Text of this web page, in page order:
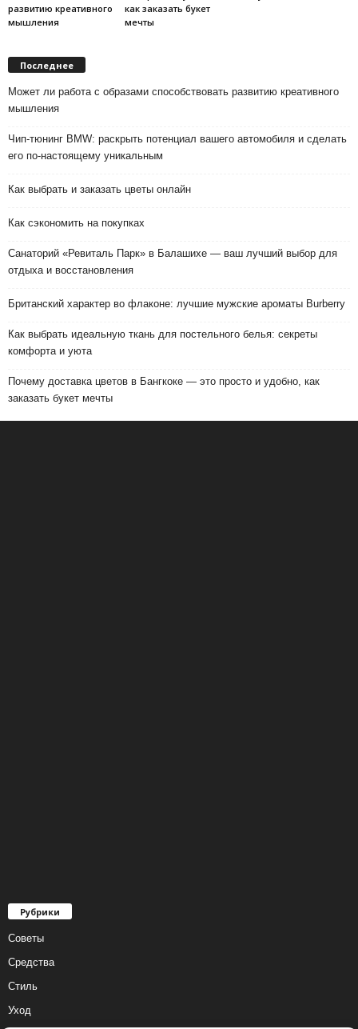
развитию креативного
мышления
как заказать букет
мечты
Последнее
Может ли работа с образами способствовать развитию креативного
мышления
Чип-тюнинг BMW: раскрыть потенциал вашего автомобиля и сделать
его по-настоящему уникальным
Как выбрать и заказать цветы онлайн
Как сэкономить на покупках
Санаторий «Ревиталь Парк» в Балашихе — ваш лучший выбор для
отдыха и восстановления
Британский характер во флаконе: лучшие мужские ароматы Burberry
Как выбрать идеальную ткань для постельного белья: секреты
комфорта и уюта
Почему доставка цветов в Бангкоке — это просто и удобно, как
заказать букет мечты
Рубрики
Советы
Средства
Стиль
Уход